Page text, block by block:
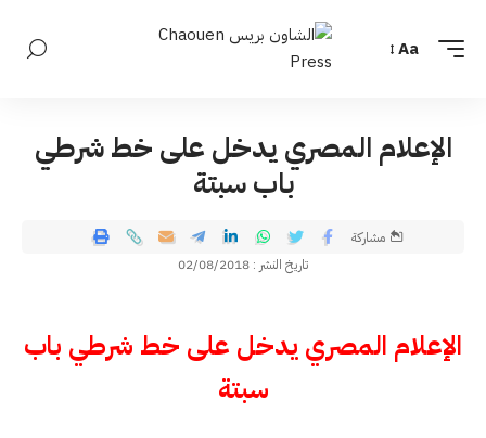
Aa
الإعلام المصري يدخل على خط شرطي
باب سبتة
تاريخ النشر : 02/08/2018
مشاركة
الإعلام المصري يدخل على خط شرطي باب
سبتة